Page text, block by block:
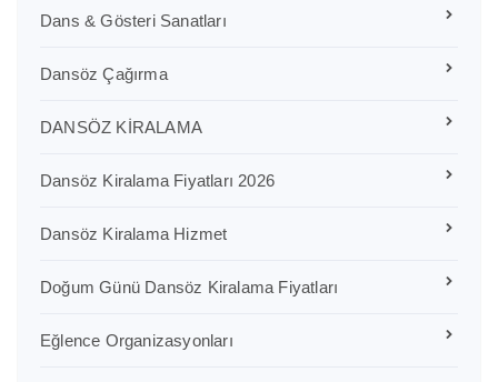
Dans & Gösteri Sanatları
Dansöz Çağırma
DANSÖZ KİRALAMA
Dansöz Kiralama Fiyatları 2026
Dansöz Kiralama Hizmet
Doğum Günü Dansöz Kiralama Fiyatları
Eğlence Organizasyonları